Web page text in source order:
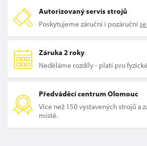
Autorizovaný servis strojů
Poskytujeme záruční i pozáruční
Záruka 2 roky
Neděláme rozdíly - platí pro
Předváděcí centrum Olomouc
Více než 150 vystavených strojů a
místě.